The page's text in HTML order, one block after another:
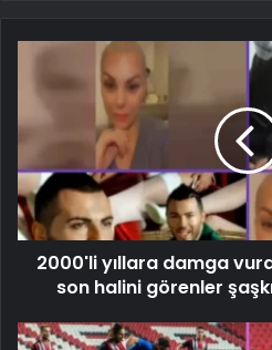
2000'li yıllara damga
son halini görenler